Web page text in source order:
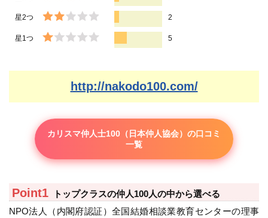
星2つ 2
星1つ 5
http://nakodo100.com/
カリスマ仲人士100（日本仲人協会）の口コミ
一覧
トップクラスの仲人100人の中から選べる
NPO法人（内閣府認証）全国結婚相談業教育センターの理事